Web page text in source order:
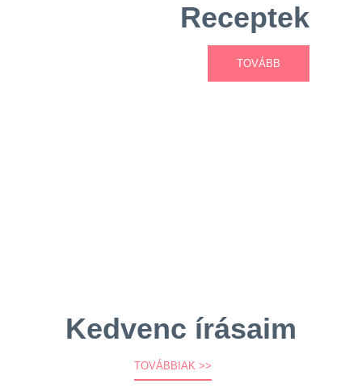
Receptek
TOVÁBB
Kedvenc írásaim
TOVÁBBIAK >>